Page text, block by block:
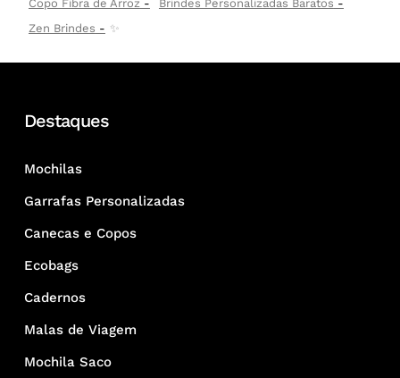
Copo Fibra de Arroz
Brindes Personalizadas Baratos
Zen Brindes
✨
Destaques
Mochilas
Garrafas Personalizadas
Canecas e Copos
Ecobags
Cadernos
Malas de Viagem
Mochila Saco